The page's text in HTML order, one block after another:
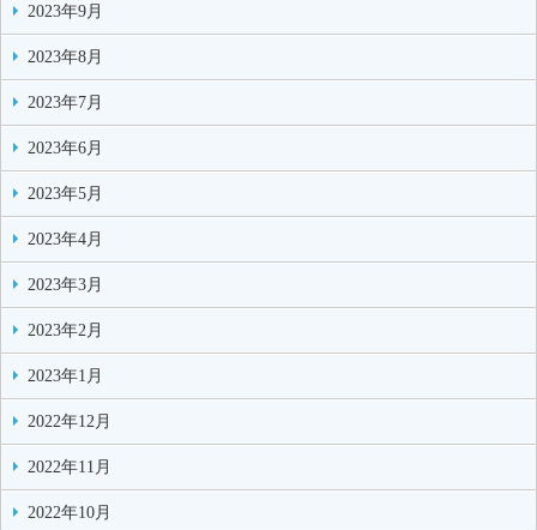
2023年9月
2023年8月
2023年7月
2023年6月
2023年5月
2023年4月
2023年3月
2023年2月
2023年1月
2022年12月
2022年11月
2022年10月